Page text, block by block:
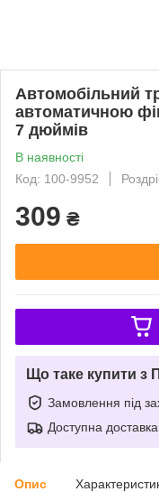
Автомобільний
автоматичною
7 дюймів
В наявності
Код: 100-9952
309 ₴
Що таке купити з
Замовлення під
Доступна доставка
Опис